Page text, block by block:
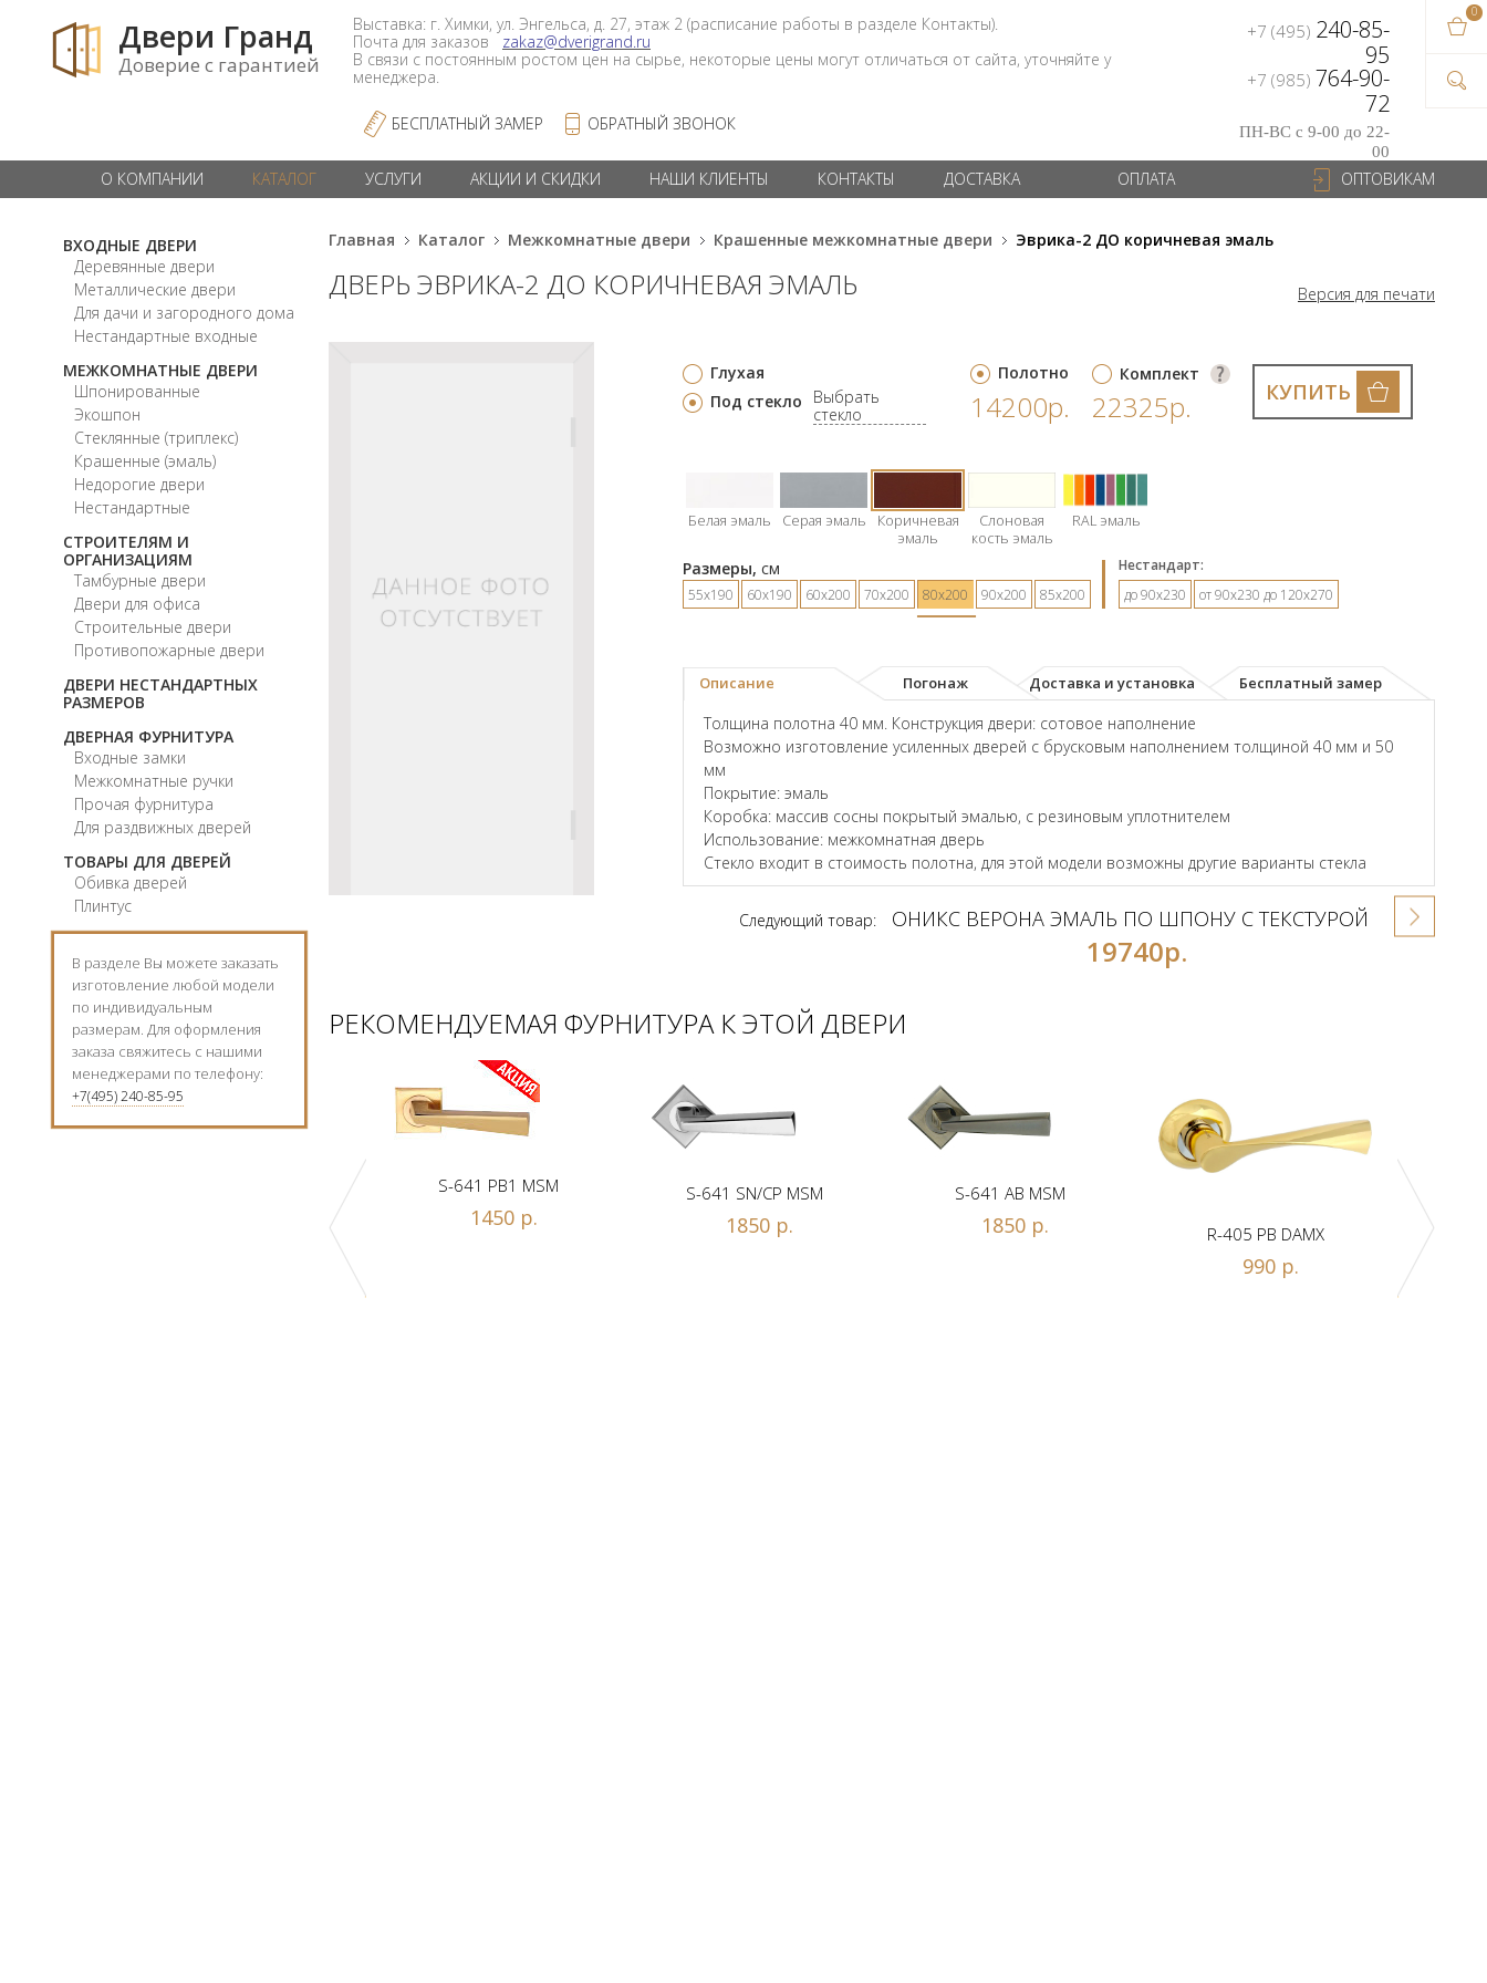
Двери Гранд
Доверие с гарантией
Выставка: г. Химки, ул. Энгельса, д. 27, этаж 2 (расписание работы в разделе Контакты).
Почта для заказов zakaz@dverigrand.ru
В связи с постоянным ростом цен на сырье, некоторые цены могут отличаться от сайта, уточняйте у
менеджера.
БЕСПЛАТНЫЙ ЗАМЕР ОБРАТНЫЙ ЗВОНОК
+7 (495) 240-85-
95
+7 (985) 764-90-
72
ПН-ВС с 9-00 до 22-
00
О КОМПАНИИ КАТАЛОГ УСЛУГИ АКЦИИ И СКИДКИ НАШИ КЛИЕНТЫ КОНТАКТЫ ДОСТАВКА ОПЛАТА ОПТОВИКАМ
ВХОДНЫЕ ДВЕРИ
Деревянные двери
Металлические двери
Для дачи и загородного дома
Нестандартные входные
МЕЖКОМНАТНЫЕ ДВЕРИ
Шпонированные
Экошпон
Стеклянные (триплекс)
Крашенные (эмаль)
Недорогие двери
Нестандартные
СТРОИТЕЛЯМ И
ОРГАНИЗАЦИЯМ
Тамбурные двери
Двери для офиса
Строительные двери
Противопожарные двери
ДВЕРИ НЕСТАНДАРТНЫХ
РАЗМЕРОВ
ДВЕРНАЯ ФУРНИТУРА
Входные замки
Межкомнатные ручки
Прочая фурнитура
Для раздвижных дверей
ТОВАРЫ ДЛЯ ДВЕРЕЙ
Обивка дверей
Плинтус
В разделе Вы можете заказать
изготовление любой модели
по индивидуальным
размерам. Для оформления
заказа свяжитесь с нашими
менеджерами по телефону:
+7(495) 240-85-95
Главная Каталог Межкомнатные двери Крашенные межкомнатные двери Эврика-2 ДО коричневая эмаль
Версия для печати
ДВЕРЬ ЭВРИКА-2 ДО КОРИЧНЕВАЯ ЭМАЛЬ
Глухая
Под стекло
Выбрать
стекло
КУПИТЬ
Полотно
14200р.
Комплект
22325р.
Белая эмаль Серая эмаль
Коричневая
эмаль
Слоновая
кость эмаль
RAL эмаль
Размеры, см
55х190 60х190 60х200 70х200 80х200 90х200 85х200
Hестандарт:
до 90х230
от 90х230 до 120х270
Описание Погонаж Доставка и установка Бесплатный замер
Толщина полотна 40 мм. Конструкция двери: сотовое наполнение
Возможно изготовление усиленных дверей с брусковым наполнением толщиной 40 мм и 50
мм
Покрытие: эмаль
Коробка: массив сосны покрытый эмалью, с резиновым уплотнителем
Использование: межкомнатная дверь
Стекло входит в стоимость полотна, для этой модели возможны другие варианты стекла
Следующий товар: ОНИКС ВЕРОНА ЭМАЛЬ ПО ШПОНУ С ТЕКСТУРОЙ
19740р.
РЕКОМЕНДУЕМАЯ ФУРНИТУРА К ЭТОЙ ДВЕРИ
S-641 PB1 MSM
1450 р.
S-641 SN/CP MSM
1850 р.
S-641 AB MSM
1850 р. R-405 PB DAMX
990 р.
0
В
на